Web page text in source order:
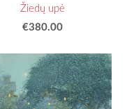
Žiedų upė
€380.00